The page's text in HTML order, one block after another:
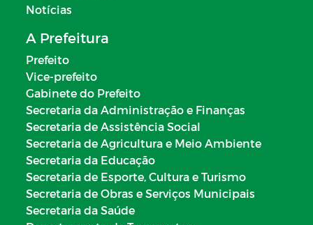
JULGAMENTO DAS CONTAS PELO
JULGAMENTO DAS CONTAS PELO
PODER LEGISLATIVO
PLANO ESTRATÉGICO INSTITUCIONAL
SERVIÇOS DE SAÚDE
CARTA DE SERVIÇOS AO USUÁRIO
Notícias
A Prefeitura
Prefeito
Vice-prefeito
Gabinete do Prefeito
Secretaria da Administração e Finanças
Secretaria de Assistência Social
Secretaria de Agricultura e Meio Ambiente
Secretaria da Educação
Secretaria de Esporte, Cultura e Turismo
Secretaria de Obras e Serviços Municipais
Secretaria da Saúde